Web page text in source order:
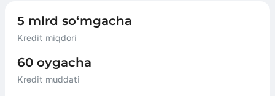
5 mlrd so‘mgacha
Kredit miqdori
60 oygacha
Kredit muddati